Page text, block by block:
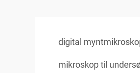
digital
mikroskop til